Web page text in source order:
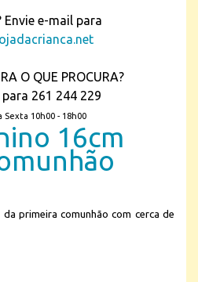
Envie e-mail para
O QUE PROCURA?
261 244 229
Sexta 10h00 - 18h00
16cm
primeira comunhão com cerca de